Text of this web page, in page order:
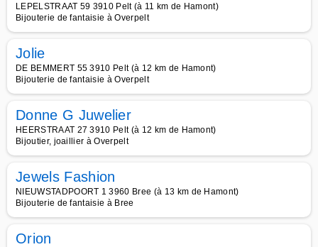
LEPELSTRAAT 59 3910 Pelt (à 11 km de Hamont)
Bijouterie de fantaisie à Overpelt
Jolie
DE BEMMERT 55 3910 Pelt (à 12 km de Hamont)
Bijouterie de fantaisie à Overpelt
Donne G Juwelier
HEERSTRAAT 27 3910 Pelt (à 12 km de Hamont)
Bijoutier, joaillier à Overpelt
Jewels Fashion
NIEUWSTADPOORT 1 3960 Bree (à 13 km de Hamont)
Bijouterie de fantaisie à Bree
Orion